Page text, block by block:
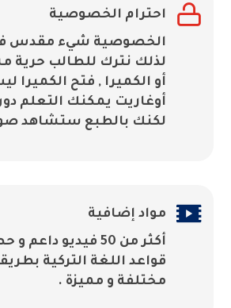

احترام الخصوصية
الخصوصية شيء مقدس
لذلك نترك للطالب حرية
أو الكميرا , فتح الكميرا
أوغاريت يمكنك التعلم
لكنك بالطبع ستشاهد

مواد إضافية
أكثر من 50 فيديو
قواعد اللغة التركية
مختلفة و مميزة .